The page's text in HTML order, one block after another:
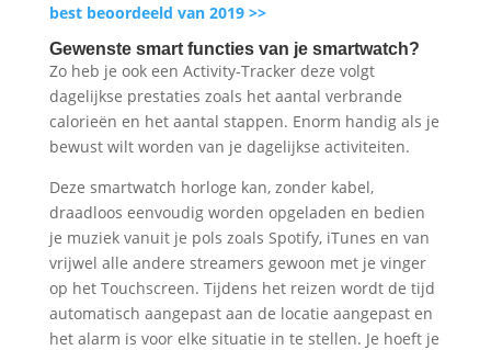
best beoordeeld van 2019 >>
Gewenste smart functies van je smartwatch?
Zo heb je ook een Activity-Tracker deze volgt
dagelijkse prestaties zoals het aantal verbrande
calorieën en het aantal stappen. Enorm handig als je
bewust wilt worden van je dagelijkse activiteiten.
Deze smartwatch horloge kan, zonder kabel,
draadloos eenvoudig worden opgeladen en bedien
je muziek vanuit je pols zoals Spotify, iTunes en van
vrijwel alle andere streamers gewoon met je vinger
op het Touchscreen. Tijdens het reizen wordt de tijd
automatisch aangepast aan de locatie aangepast en
het alarm is voor elke situatie in te stellen. Je hoeft je